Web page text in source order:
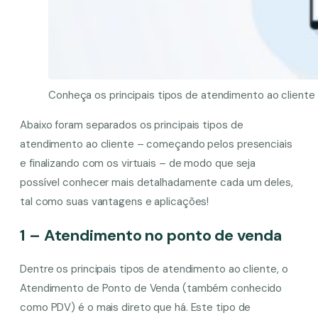
Conheça os principais tipos de atendimento ao cliente
Abaixo foram separados os principais tipos de
atendimento ao cliente – começando pelos presenciais
e finalizando com os virtuais – de modo que seja
possível conhecer mais detalhadamente cada um deles,
tal como suas vantagens e aplicações!
1 – Atendimento no ponto de venda
Dentre os principais tipos de atendimento ao cliente, o
Atendimento de Ponto de Venda (também conhecido
como PDV) é o mais direto que há. Este tipo de